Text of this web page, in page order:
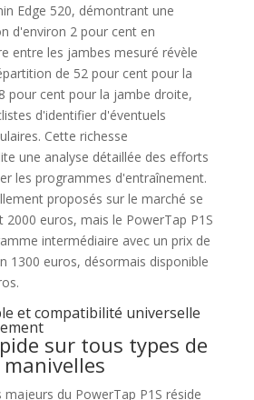
Edge 520, démontrant une
d'environ 2 pour cent en
entre les jambes mesuré révèle
de 52 pour cent pour la
pour cent pour la jambe droite,
d'identifier d'éventuels
Cette richesse
une analyse détaillée des efforts
les programmes d'entraînement.
proposés sur le marché se
2000 euros, mais le PowerTap P1S
intermédiaire avec un prix de
1300 euros, désormais disponible
et compatibilité universelle
sur tous types de
majeurs du PowerTap P1S réside